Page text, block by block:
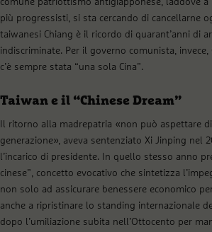
più progressisti, si sta cercando di cancellarne
taiwanesi Chiang è il ricordo di quarant’anni di
indiscriminate. Per il governo comunista, invece,
c’è sempre stata “una sola Cina”.
Taiwan e il “Chinese Dream”
Il ritorno alla madrepatria «non può aspettare
generazione», aveva sentenziato Xi Jinping nel
l’incarico di presidente. In quello stesso anno
cinese”, concetto evocativo che sintetizza
non solo ad assicurare benessere economico
anche a ripristinare lo standing internazionale
dopo l’umiliazione subita nell’Ottocento per